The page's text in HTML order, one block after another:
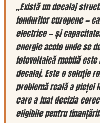
„Există un decalaj
fondurilor europene —
electrice — și
energie acolo unde se
fotovoltaică mobilă
decalaj. Este o soluție
problemă reală a pieței
care a luat decizia
eligibile pentru